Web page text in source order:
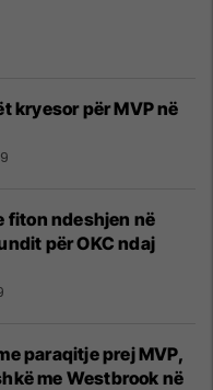
kryesor për MVP në
fiton ndeshjen në
për OKC ndaj
paraqitje prej MVP,
me Westbrook në